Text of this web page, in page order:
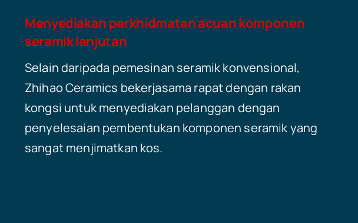
Menyediakan perkhidmatan acuan komponen
seramik lanjutan
Selain daripada pemesinan seramik konvensional,
Zhihao Ceramics bekerjasama rapat dengan rakan
kongsi untuk menyediakan pelanggan dengan
penyelesaian pembentukan komponen seramik yang
sangat menjimatkan kos.